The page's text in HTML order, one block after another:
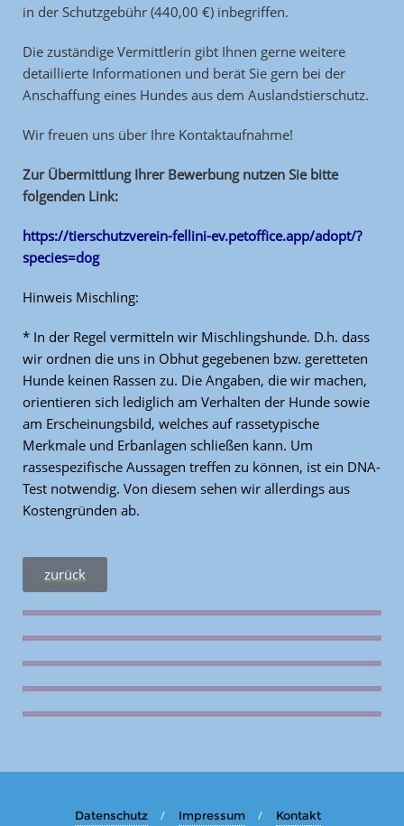
in der Schutzgebühr (440,00 €) inbegriffen.
Die zuständige Vermittlerin gibt Ihnen gerne weitere
detaillierte Informationen und berät Sie gern bei der
Anschaffung eines Hundes aus dem Auslandstierschutz.
Wir freuen uns über Ihre Kontaktaufnahme!
Zur Übermittlung Ihrer Bewerbung nutzen Sie bitte
folgenden Link:
https://tierschutzverein-fellini-ev.petoffice.app/adopt/?
species=dog
Hinweis Mischling:
* In der Regel vermitteln wir Mischlingshunde. D.h. dass
wir ordnen die uns in Obhut gegebenen bzw. geretteten
Hunde keinen Rassen zu. Die Angaben, die wir machen,
orientieren sich lediglich am Verhalten der Hunde sowie
am Erscheinungsbild, welches auf rassetypische
Merkmale und Erbanlagen schließen kann. Um
rassespezifische Aussagen treffen zu können, ist ein DNA-
Test notwendig. Von diesem sehen wir allerdings aus
Kostengründen ab.
zurück
Datenschutz Impressum Kontakt